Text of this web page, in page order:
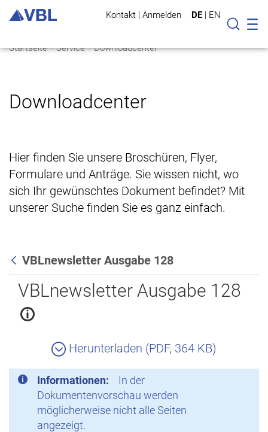
Kontakt | Anmelden DE | EN
Suche
Startseite Service Downloadcenter
Downloadcenter
Hier finden Sie unsere Broschüren, Flyer,
Formulare und Anträge. Sie wissen nicht, wo
sich Ihr gewünschtes Dokument befindet? Mit
unserer Suche finden Sie es ganz einfach.
Zurück
VBLnewsletter Ausgabe 128
VBLnewsletter Ausgabe 128
Herunterladen (PDF, 364 KB)
Informationen:
In der
Dokumentenvorschau werden
möglicherweise nicht alle Seiten
angezeigt.